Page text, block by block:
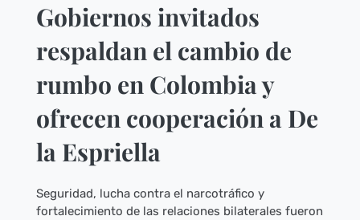
Gobiernos invitados
respaldan el cambio de
rumbo en Colombia y
ofrecen cooperación a De
la Espriella
Seguridad, lucha contra el narcotráfico y
fortalecimiento de las relaciones bilaterales fueron